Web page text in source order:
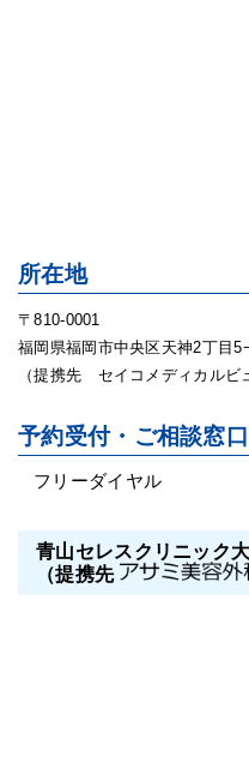
所在地
〒810-0001
福岡県福岡市中央区天神2丁目
（提携先 セイコメディカルビ
予約受付・ご相談窓口
フリーダイヤル
青山セレスクリニック
（提携先